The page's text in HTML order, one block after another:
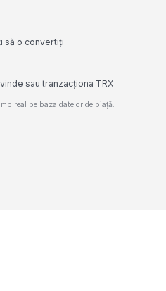
să o convertiți
sau tranzacționa TRX
real pe baza datelor de piață.